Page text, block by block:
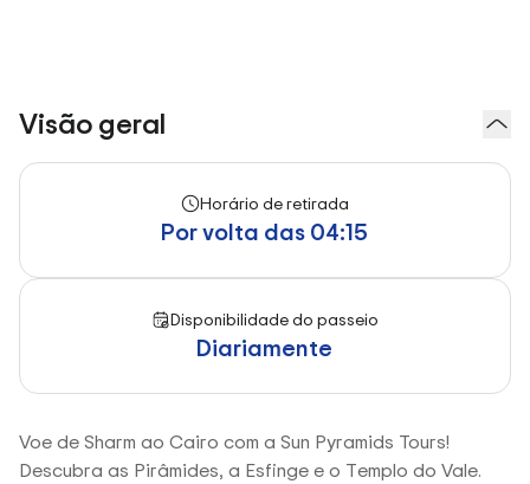
Visão geral
Horário de retirada
Por volta das 04:15
Disponibilidade do passeio
Diariamente
Voe de Sharm ao Cairo com a Sun Pyramids Tours!
Descubra as Pirâmides, a Esfinge e o Templo do Vale.